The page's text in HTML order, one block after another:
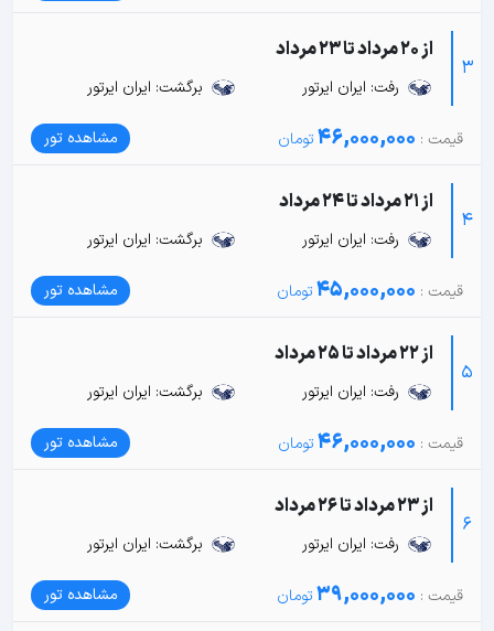
3
از 20 مرداد تا 23 مرداد
رفت: ایران ایرتور برگشت: ایران ایرتور
46,000,000 مشاهده تور
4
از 21 مرداد تا 24 مرداد
رفت: ایران ایرتور برگشت: ایران ایرتور
45,000,000 مشاهده تور
5
از 22 مرداد تا 25 مرداد
رفت: ایران ایرتور برگشت: ایران ایرتور
46,000,000 مشاهده تور
6
از 23 مرداد تا 26 مرداد
رفت: ایران ایرتور برگشت: ایران ایرتور
39,000,000 مشاهده تور